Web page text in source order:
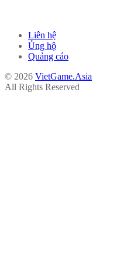
Liên hệ
Ủng hộ
Quảng cáo
© 2026 VietGame.Asia
All Rights Reserved